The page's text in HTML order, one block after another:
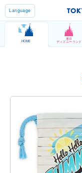
Language
HOME
東京
ディズニーランド